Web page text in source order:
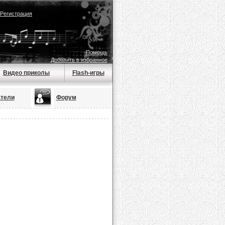
Регистрация
Помощь
Добавить в избранное
Видео приколы Flash-игры
Форум